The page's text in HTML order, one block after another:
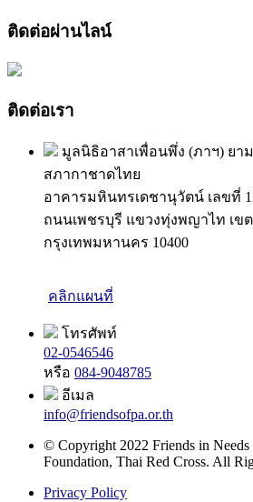
ติดต่อผ่านไลน์
ติดต่อเรา
มูลนิธิอาสาเพื่อนพึ่ง (ภาฯ) ยา
สภากาชาดไทย
อาคารมหินทรเดชานุวัตน์ เลขที่
ถนนเพชรบุรี แขวงทุ่งพญาไท เข
กรุงเทพมหานคร 10400
คลิกแผนที่
โทรศัพท์
02-0546546
หรือ 084-9048785
อีเมล
info@friendsofpa.or.th
© Copyright 2022 Friends in
Foundation, Thai Red Cross. All
Privacy Policy